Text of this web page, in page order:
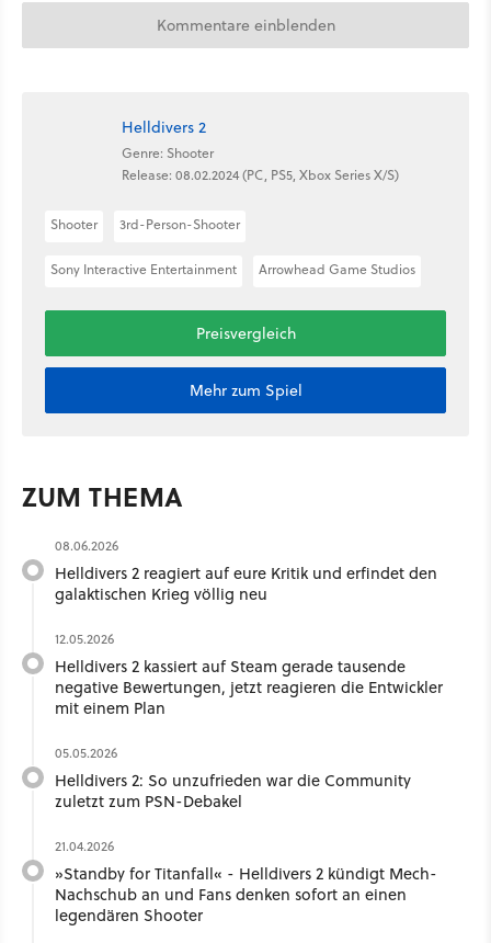
Kommentare einblenden
Helldivers 2
Genre: Shooter
Release: 08.02.2024 (PC, PS5, Xbox Series X/S)
Shooter 3rd-Person-Shooter
Sony Interactive Entertainment Arrowhead Game Studios
Preisvergleich
Mehr zum Spiel
ZUM THEMA
08.06.2026
Helldivers 2 reagiert auf eure Kritik und erfindet den
galaktischen Krieg völlig neu
12.05.2026
Helldivers 2 kassiert auf Steam gerade tausende
negative Bewertungen, jetzt reagieren die Entwickler
mit einem Plan
05.05.2026
Helldivers 2: So unzufrieden war die Community
zuletzt zum PSN-Debakel
21.04.2026
»Standby for Titanfall« - Helldivers 2 kündigt Mech-
Nachschub an und Fans denken sofort an einen
legendären Shooter